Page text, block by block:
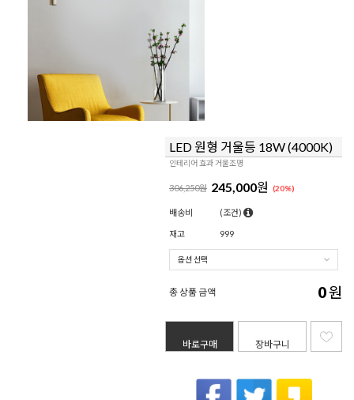
LED 원형 거울등 18W (4000K)
인테리어 효과 거울조명
306,250원 245,000원 (20%)
배송비 (조건)
재고 999
총 상품 금액 0원
바로구매 장바구니